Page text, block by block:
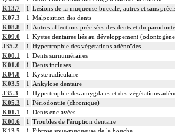
K13.7
1 Lésions de la muqueuse buccale, autres et sans
K07.3
1 Malposition des dents
K08.8
1
Autres affections précisées des dents et du parodonte
K09.0
1 Kystes dentaires liés au développement
J35.2
1 Hypertrophie des végétations adénoïdes
K00.1
1 Dents surnuméraires
K01.0
1 Dents incluses
K04.8
1 Kyste radiculaire
K03.5
1
Ankylose dentaire
J35.3
1 Hypertrophie des amygdales et des végétations
K05.3
1 Périodontite (chronique)
K01.1
1 Dents enclavées
K00.6
1 Troubles de l'éruption dentaire